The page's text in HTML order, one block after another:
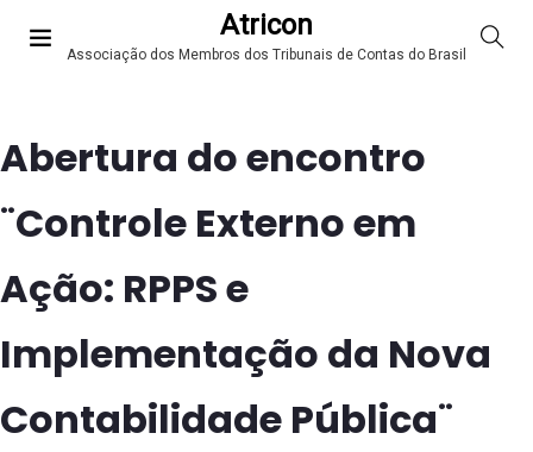
Atricon
Associação dos Membros dos Tribunais de Contas do Brasil
Abertura do encontro
¨Controle Externo em
Ação: RPPS e
Implementação da Nova
Contabilidade Pública¨